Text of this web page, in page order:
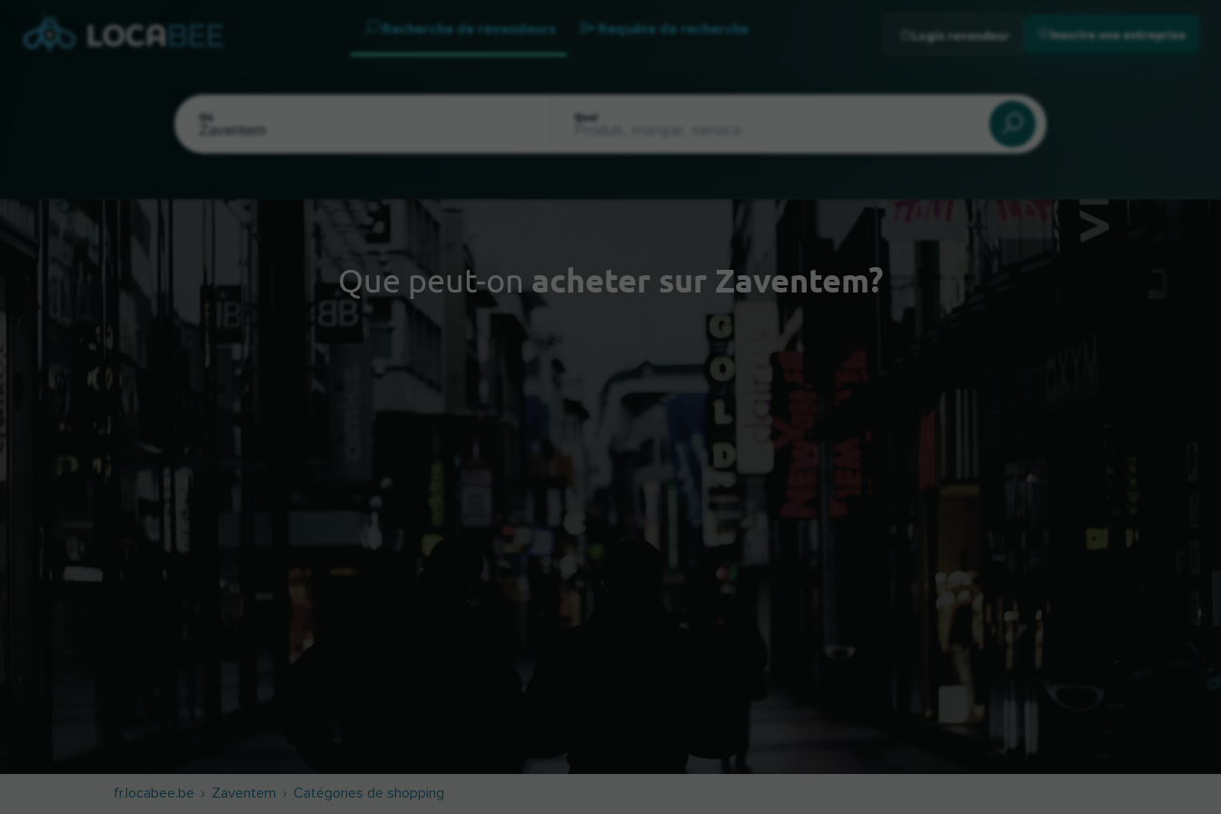
Recherche de revendeurs Requête de recherche
Où Quoi
Login revendeur Inscrire une entreprise
Que peut-on acheter sur Zaventem?
fr.locabee.be Zaventem Catégories de shopping